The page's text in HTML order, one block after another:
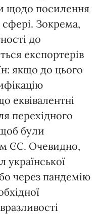
щодо посилення
сфері. Зокрема,
до
експортерів
якщо до цього
еквівалентні
перехідного
були
ЄС. Очевидно,
української
через пандемію